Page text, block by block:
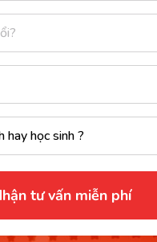
tư vấn miễn phí
| Kỷ luật tích cực #17